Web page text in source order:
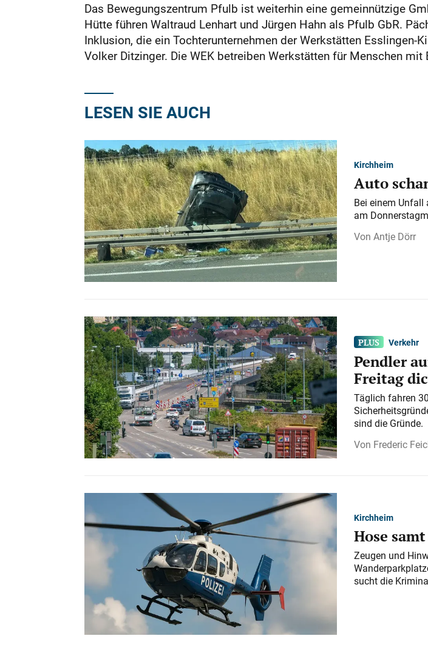
Das Bewegungszentrum Pfulb ist weiterhin eine gemeinnützige
Hütte führen Waltraud Lenhart und Jürgen Hahn als Pfulb GbR.
Inklusion, die ein Tochterunternehmen der Werkstätten
Volker Ditzinger. Die WEK betreiben Werkstätten für Menschen
LESEN SIE AUCH
Kirchheim
Auto
Bei einem Unfall
am
Antje Dörr
Verkehr
Pendler
Freitag
Täglich fahren
sind die Gründe.
Frederic
Kirchheim
Hose
Zeugen und
sucht die